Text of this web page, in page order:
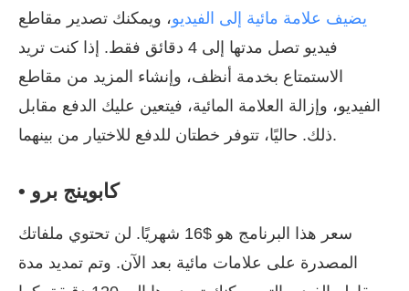
يضيف علامة مائية إلى الفيديو، ويمكنك تصدير مقاطع
فيديو تصل مدتها إلى 4 دقائق فقط. إذا كنت تريد
الاستمتاع بخدمة أنظف، وإنشاء المزيد من مقاطع
الفيديو، وإزالة العلامة المائية، فيتعين عليك الدفع مقابل
ذلك. حاليًا، تتوفر خطتان للدفع للاختيار من بينهما.
• كابوينج برو
سعر هذا البرنامج هو $16 شهريًا. لن تحتوي ملفاتك
المصدرة على علامات مائية بعد الآن. وتم تمديد مدة